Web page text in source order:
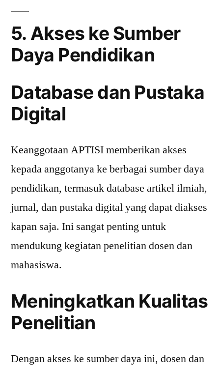
5. Akses ke Sumber
Daya Pendidikan
Database dan Pustaka
Digital
Keanggotaan APTISI memberikan akses
kepada anggotanya ke berbagai sumber daya
pendidikan, termasuk database artikel ilmiah,
jurnal, dan pustaka digital yang dapat diakses
kapan saja. Ini sangat penting untuk
mendukung kegiatan penelitian dosen dan
mahasiswa.
Meningkatkan Kualitas
Penelitian
Dengan akses ke sumber daya ini, dosen dan